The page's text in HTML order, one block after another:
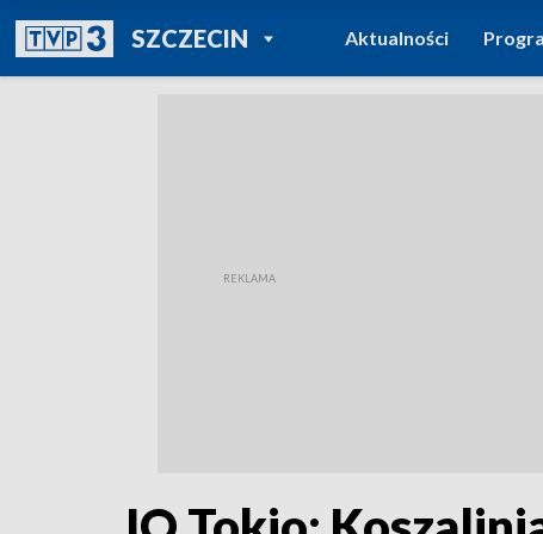
SZCZECINPOWRÓT DO
TVP REGIONY
Aktualności